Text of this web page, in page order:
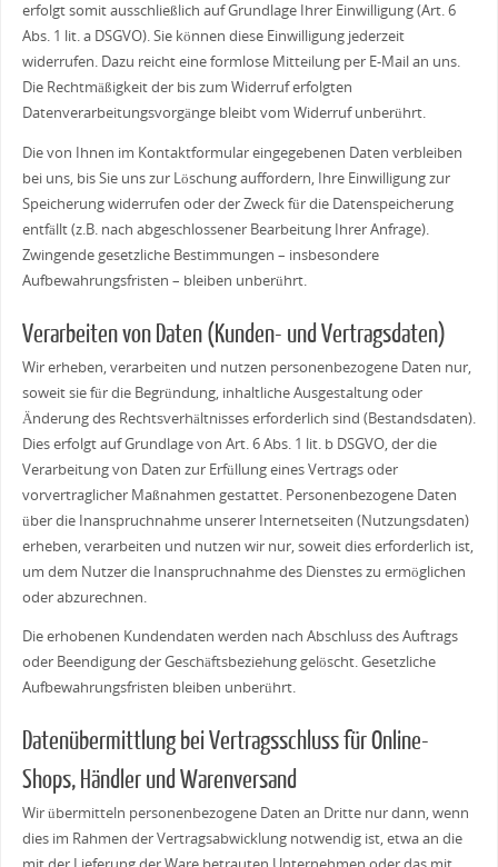
erfolgt somit ausschließlich auf Grundlage Ihrer Einwilligung (Art. 6
Abs. 1 lit. a DSGVO). Sie können diese Einwilligung jederzeit
widerrufen. Dazu reicht eine formlose Mitteilung per E-Mail an uns.
Die Rechtmäßigkeit der bis zum Widerruf erfolgten
Datenverarbeitungsvorgänge bleibt vom Widerruf unberührt.
Die von Ihnen im Kontaktformular eingegebenen Daten verbleiben
bei uns, bis Sie uns zur Löschung auffordern, Ihre Einwilligung zur
Speicherung widerrufen oder der Zweck für die Datenspeicherung
entfällt (z.B. nach abgeschlossener Bearbeitung Ihrer Anfrage).
Zwingende gesetzliche Bestimmungen – insbesondere
Aufbewahrungsfristen – bleiben unberührt.
Verarbeiten von Daten (Kunden- und Vertragsdaten)
Wir erheben, verarbeiten und nutzen personenbezogene Daten nur,
soweit sie für die Begründung, inhaltliche Ausgestaltung oder
Änderung des Rechtsverhältnisses erforderlich sind (Bestandsdaten).
Dies erfolgt auf Grundlage von Art. 6 Abs. 1 lit. b DSGVO, der die
Verarbeitung von Daten zur Erfüllung eines Vertrags oder
vorvertraglicher Maßnahmen gestattet. Personenbezogene Daten
über die Inanspruchnahme unserer Internetseiten (Nutzungsdaten)
erheben, verarbeiten und nutzen wir nur, soweit dies erforderlich ist,
um dem Nutzer die Inanspruchnahme des Dienstes zu ermöglichen
oder abzurechnen.
Die erhobenen Kundendaten werden nach Abschluss des Auftrags
oder Beendigung der Geschäftsbeziehung gelöscht. Gesetzliche
Aufbewahrungsfristen bleiben unberührt.
Datenübermittlung bei Vertragsschluss für Online-
Shops, Händler und Warenversand
Wir übermitteln personenbezogene Daten an Dritte nur dann, wenn
dies im Rahmen der Vertragsabwicklung notwendig ist, etwa an die